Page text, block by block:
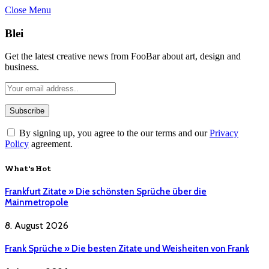
Close Menu
Blei
Get the latest creative news from FooBar about art, design and
business.
By signing up, you agree to the our terms and ourPrivacy
Policy agreement.
What's Hot
Frankfurt Zitate » Die schönsten Sprüche über die
Mainmetropole
8. August 2026
Frank Sprüche » Die besten Zitate und Weisheiten von Frank